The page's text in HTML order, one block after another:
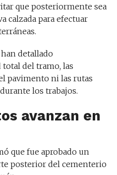
que posteriormente sea
calzada para efectuar
detallado
del tramo, las
pavimento ni las rutas
los trabajos.
avanzan en
que fue aprobado un
posterior del cementerio